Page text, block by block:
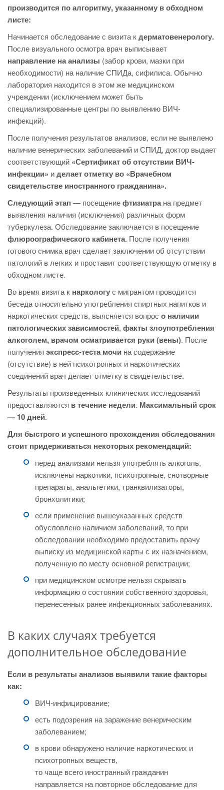
производится по алгоритму, указанному в обходном
листе:
Начинается обследование с визита кдерматовенерологу.
После визуального осмотра врач выписывает
направление на анализы (забор крови, мазки при
необходимости) на наличие СПИДа, сифилиса. Обычно
лаборатория находится в этом же медицинском
учреждении (исключением может быть
специализированные центры по выявлению ВИЧ-
инфекций).
После получения результатов анализов, если не выявлено
наличие венерических заболеваний и СПИД, доктор выдает
соответствующий «Сертификат об отсутствии ВИЧ-
инфекции» иделает отметку во «Врачебном
свидетельстве иностранного гражданина».
Следующий этап — посещениефтизиатрана предмет
выявления наличия (исключения) различных форм
туберкулеза. Обследование заключается в посещение
флюроографического кабинета. После получения
готового снимка врач сделает заключении об отсутствии
патологий в легких и проставит соответствующую отметку в
обходном листе.
Во время визита к наркологус мигрантом проводится
беседа относительно употребления спиртных напитков и
наркотических средств, выясняется вопрос о наличии
патологических зависимостей, факты злоупотребления
алкоголем, врачом осматривается руки (вены). После
получения экспресс-теста мочи на содержание
(отсутствие) в ней психотропных и наркотических
соединений врач делает отметку в свидетельстве.
Результаты произведенных клинических исследований
предоставляются в течение недели. Максимальный срок
— 10 дней.
Для быстрого и успешного прохождения обследования
стоит придерживаться некоторых рекомендаций:
перед анализами нельзя употреблять алкоголь,
исключены наркотики, психотропные, снотворные
препараты, анальгетики, транквилизаторы,
бронхолитики;
если применение вышеуказанных средств
обусловлено наличием заболеваний, то при
обследовании необходимо предоставить врачу
выписку из медицинской карты с их назначением,
полученную по месту основной регистрации;
при медицинском осмотре нельзя скрывать
информацию о состоянии собственного здоровья,
перенесенных ранее инфекционных заболеваниях.
В каких случаях требуется
дополнительное обследование
Если в результаты анализов выявили такие факторы
как:
ВИЧ-инфицирование;
есть подозрения на заражение венерическим
заболеванием;
в крови обнаружено наличие наркотических и
психотропных веществ,
то чаще всего иностранный гражданин
направляется на повторное обследование для